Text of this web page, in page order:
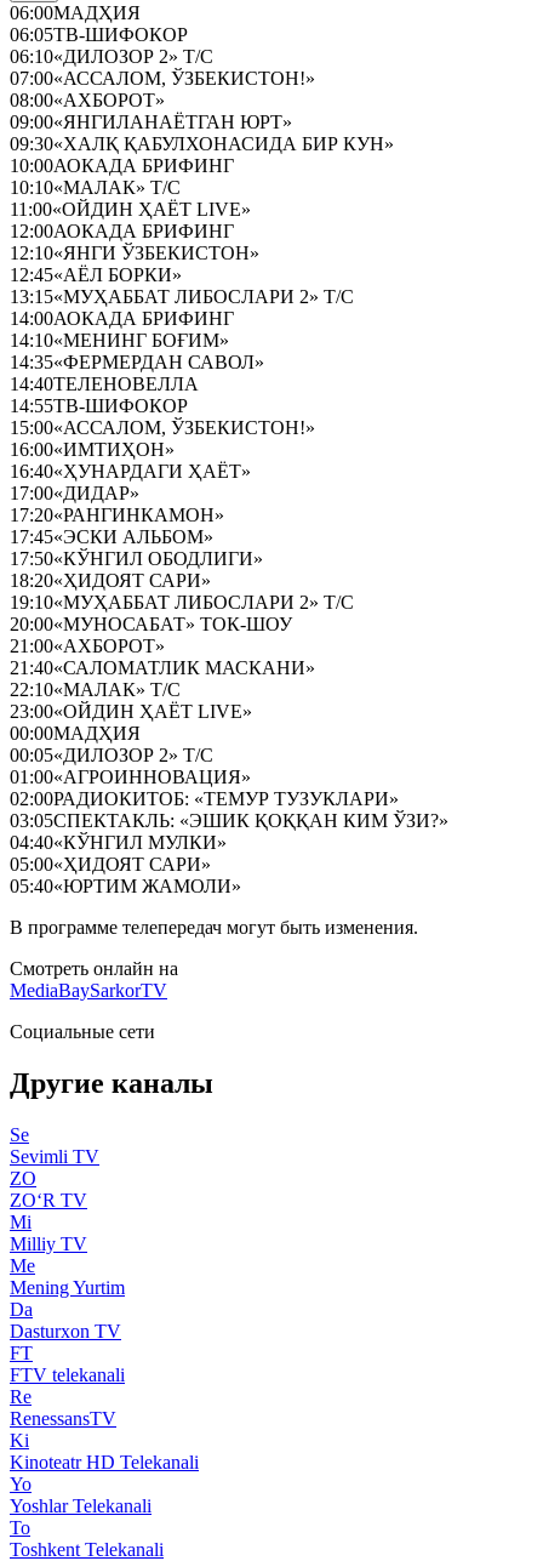
06:00МАДҲИЯ
06:05ТВ-ШИФОКОР
06:10«ДИЛОЗОР 2» Т/С
07:00«АССАЛОМ, ЎЗБЕКИСТОН!»
08:00«АХБОРОТ»
09:00«ЯНГИЛАНАЁТГАН ЮРТ»
09:30«ХАЛҚ ҚАБУЛХОНАСИДА БИР КУН»
10:00АОКАДА БРИФИНГ
10:10«МАЛАК» Т/С
11:00«ОЙДИН ҲАЁТ LIVE»
12:00АОКАДА БРИФИНГ
12:10«ЯНГИ ЎЗБЕКИСТОН»
12:45«АЁЛ БОРКИ»
13:15«МУҲАББАТ ЛИБОСЛАРИ 2» Т/С
14:00АОКАДА БРИФИНГ
14:10«МЕНИНГ БОҒИМ»
14:35«ФЕРМЕРДАН САВОЛ»
14:40ТЕЛЕНОВЕЛЛА
14:55ТВ-ШИФОКОР
15:00«АССАЛОМ, ЎЗБЕКИСТОН!»
16:00«ИМТИҲОН»
16:40«ҲУНАРДАГИ ҲАЁТ»
17:00«ДИДАР»
17:20«РАНГИНКАМОН»
17:45«ЭСКИ АЛЬБОМ»
17:50«КЎНГИЛ ОБОДЛИГИ»
18:20«ҲИДОЯТ САРИ»
19:10«МУҲАББАТ ЛИБОСЛАРИ 2» Т/С
20:00«МУНОСАБАТ» ТОК-ШОУ
21:00«АХБОРОТ»
21:40«САЛОМАТЛИК МАСКАНИ»
22:10«МАЛАК» Т/С
23:00«ОЙДИН ҲАЁТ LIVE»
00:00МАДҲИЯ
00:05«ДИЛОЗОР 2» Т/С
01:00«АГРОИННОВАЦИЯ»
02:00РАДИОКИТОБ: «ТЕМУР ТУЗУКЛАРИ»
03:05СПЕКТАКЛЬ: «ЭШИК ҚОҚҚАН КИМ ЎЗИ?»
04:40«КЎНГИЛ МУЛКИ»
05:00«ҲИДОЯТ САРИ»
05:40«ЮРТИМ ЖАМОЛИ»
В программе телепередач могут быть изменения.
Смотреть онлайн на
MediaBaySarkorTV
Социальные сети
Другие каналы
Se
Sevimli TV
ZO
ZO‘R TV
Mi
Milliy TV
Me
Mening Yurtim
Da
Dasturxon TV
FT
FTV telekanali
Re
RenessansTV
Ki
Kinoteatr HD Telekanali
Yo
Yoshlar Telekanali
To
Toshkent Telekanali